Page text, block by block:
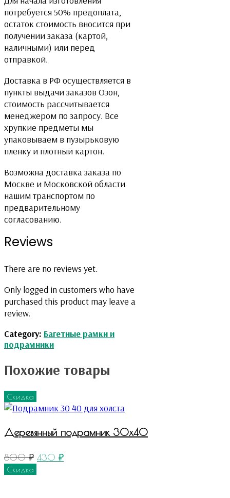
потребуется 50% предоплата,
остаток стоимость вносится при
получении заказа (картой,
наличными) или перед
отправкой.
Доставка в РФ осуществляется в
пункты выдачи заказов Озон,
стоимость рассчитывается
менеджером по запросу. Все
хрупкие предметы мы
упаковываем в пузырьковую
пленку и плотный картон.
Возможна доставка заказа по
Москве и Московской области
нашим транспортом по
предварительному
согласованию.
Reviews
There are no reviews yet.
Only logged in customers who have
purchased this product may leave a
review.
Category: Багетные рамки и
подрамники
Похожие товары
Скидка
Деревянный подрамник 30х40
800₽ 430 ₽
Скидка